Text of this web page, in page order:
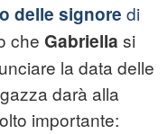
delle signore di
che Gabriella si
la data delle
darà alla
importante: